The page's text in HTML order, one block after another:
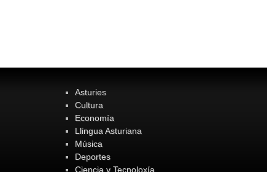
Asturies
Cultura
Economía
Llingua Asturiana
Música
Deportes
Ciencia y Tecnoloxía